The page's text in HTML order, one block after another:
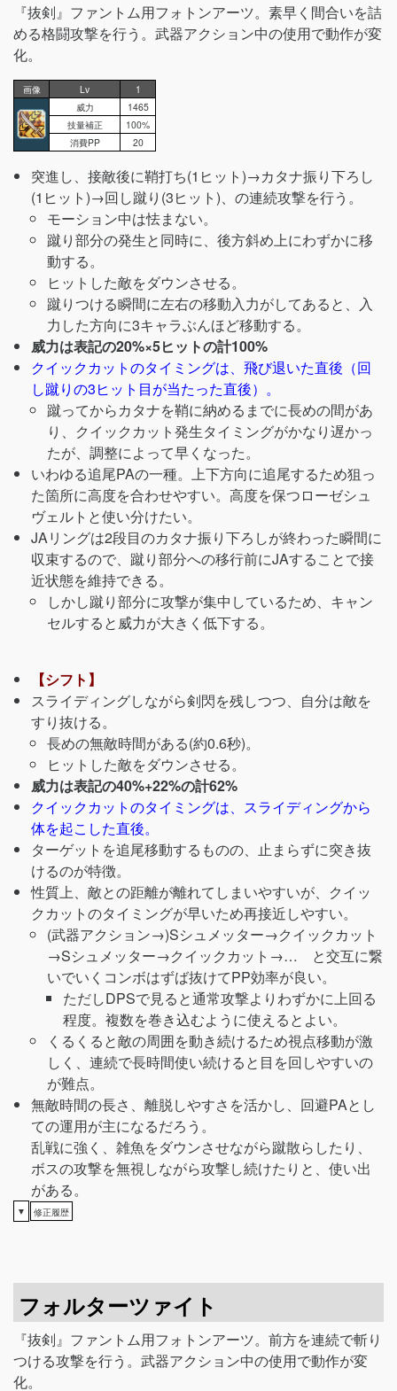
『抜剣』ファントム用フォトンアーツ。素早く間合いを詰
める格闘攻撃を行う。武器アクション中の使用で動作が変
化。
画像 Lv
1
威力
1465
技量補正
100%
消費PP
20
突進し、接敵後に鞘打ち(1ヒット)→カタナ振り下ろし
(1ヒット)→回し蹴り(3ヒット)、の連続攻撃を行う。
モーション中は怯まない。
蹴り部分の発生と同時に、後方斜め上にわずかに移
動する。
ヒットした敵をダウンさせる。
蹴りつける瞬間に左右の移動入力がしてあると、入
力した方向に3キャラぶんほど移動する。
威力は表記の20%×5ヒットの計100%
クイックカットのタイミングは、飛び退いた直後（回
し蹴りの3ヒット目が当たった直後）。
蹴ってからカタナを鞘に納めるまでに長めの間があ
り、クイックカット発生タイミングがかなり遅かっ
たが、調整によって早くなった。
いわゆる追尾PAの一種。上下方向に追尾するため狙っ
た箇所に高度を合わせやすい。高度を保つローゼシュ
ヴェルトと使い分けたい。
JAリングは2段目のカタナ振り下ろしが終わった瞬間に
収束するので、蹴り部分への移行前にJAすることで接
近状態を維持できる。
しかし蹴り部分に攻撃が集中しているため、キャン
セルすると威力が大きく低下する。
【シフト】
スライディングしながら剣閃を残しつつ、自分は敵を
すり抜ける。
長めの無敵時間がある(約0.6秒)。
ヒットした敵をダウンさせる。
威力は表記の40%+22%の計62%
クイックカットのタイミングは、スライディングから
体を起こした直後。
ターゲットを追尾移動するものの、止まらずに突き抜
けるのが特徴。
性質上、敵との距離が離れてしまいやすいが、クイッ
クカットのタイミングが早いため再接近しやすい。
(武器アクション→)Sシュメッター→クイックカット
→Sシュメッター→クイックカット→… と交互に繋
いでいくコンボはずば抜けてPP効率が良い。
ただしDPSで見ると通常攻撃よりわずかに上回る
程度。複数を巻き込むように使えるとよい。
くるくると敵の周囲を動き続けるため視点移動が激
しく、連続で長時間使い続けると目を回しやすいの
が難点。
無敵時間の長さ、離脱しやすさを活かし、回避PAとし
ての運用が主になるだろう。
乱戦に強く、雑魚をダウンさせながら蹴散らしたり、
ボスの攻撃を無視しながら攻撃し続けたりと、使い出
がある。
▼ 修正履歴
フォルターツァイト
『抜剣』ファントム用フォトンアーツ。前方を連続で斬り
つける攻撃を行う。武器アクション中の使用で動作が変
化。